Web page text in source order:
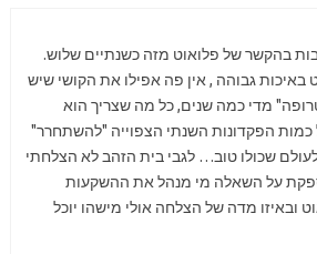
בהקשר של פלואוט מזה כשנתיים שלוש.
באיכות גבוהה , אין פה אפילו את הקושי שיש
מדי כמה שנים, כל מה שצריך הוא
הפקדונות השנתי הצפוייה "להשתחרר"
שכולו טוב… לגבי בית הזהב לא הצלחתי
על השאלה מי מנהל את ההשקעות
ובאיזו מדה של הצלחה אולי מישהו יוכל